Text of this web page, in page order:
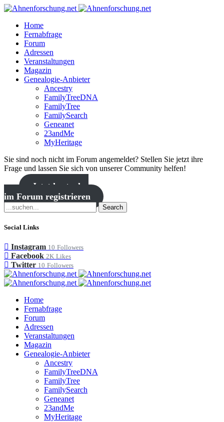
Home
Fernabfrage
Forum
Adressen
Veranstaltungen
Magazin
Genealogie-Anbieter
Ancestry
FamilyTreeDNA
FamilyTree
FamilySearch
Geneanet
23andMe
MyHeritage
Sie sind noch nicht im Forum angemeldet? Stellen Sie jetzt ihre
Frage und lassen Sie sich von unserer Community helfen!
Jetzt kostenlos
im Forum registrieren
Search
Social Links
Instagram 10 Followers
Facebook 2K Likes
Twitter 10 Followers
Home
Fernabfrage
Forum
Adressen
Veranstaltungen
Magazin
Genealogie-Anbieter
Ancestry
FamilyTreeDNA
FamilyTree
FamilySearch
Geneanet
23andMe
MyHeritage